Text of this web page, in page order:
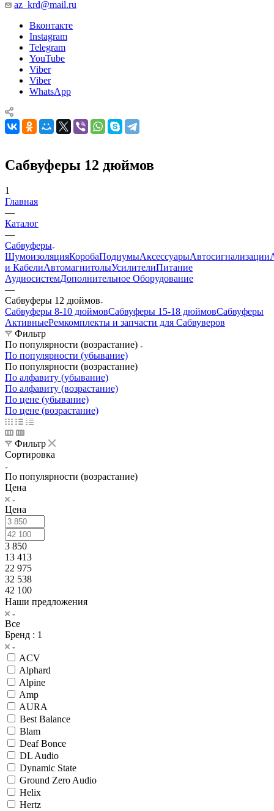
az_krd@mail.ru
Вконтакте
Instagram
Telegram
YouTube
Viber
Viber
WhatsApp
Сабвуферы 12 дюймов
1
Главная
—
Каталог
—
Сабвуферы
ШумоизоляцияКоробаПодиумыАксессуарыАвтосигнализации
и КабелиАвтомагнитолыУсилителиПитание
АудиосистемДополнительное Оборудование
—
Сабвуферы 12 дюймов
Сабвуферы 8-10 дюймовСабвуферы 15-18 дюймовСабвуферы
АктивныеРемкомплекты и запчасти для Сабвуверов
Фильтр
По популярности (возрастание)
По популярности (убывание)
По популярности (возрастание)
По алфавиту (убывание)
По алфавиту (возрастание)
По цене (убывание)
По цене (возрастание)
Фильтр
Сортировка
По популярности (возрастание)
Цена
Цена
3 850
13 413
22 975
32 538
42 100
Наши предложения
Все
Бренд : 1
ACV
Alphard
Alpine
Amp
AURA
Best Balance
Blam
Deaf Bonce
DL Audio
Dynamic State
Ground Zero Audio
Helix
Hertz